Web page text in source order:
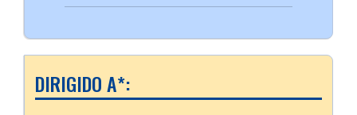
DIRIGIDO A*: